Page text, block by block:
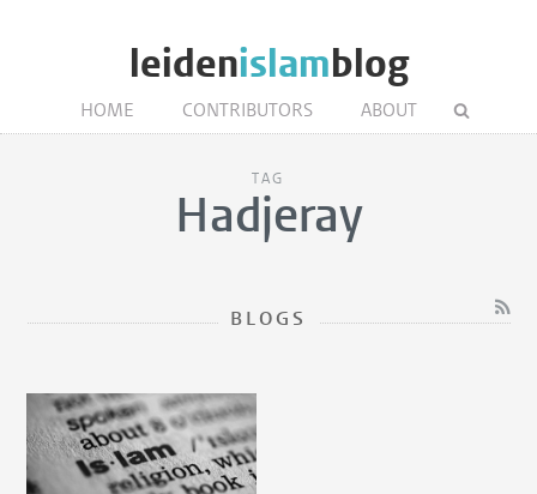
leidenislamblog
HOME CONTRIBUTORS ABOUT
TAG
Hadjeray
BLOGS